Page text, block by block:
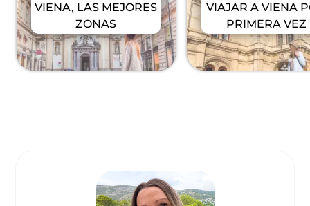
VIENA, LAS MEJORES
ZONAS
VIAJAR A VIENA
PRIMERA VEZ